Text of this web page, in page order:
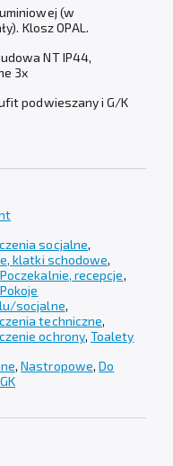
(w
Klosz OPAL.
NT IP44,
3x
podwieszany i G/K
socjalne,
klatki schodowe,
Poczekalnie, recepcje,
Pokoje
socjalne,
techniczne,
ochrony,Toalety
,Nastropowe,Do